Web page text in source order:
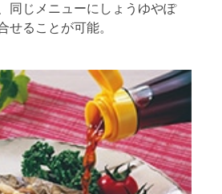
同じメニューにしょうゆやぽ
せることが可能。